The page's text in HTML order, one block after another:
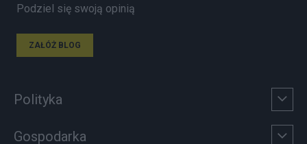
Podziel się swoją opinią
ZAŁÓŻ BLOG
Polityka
Gospodarka